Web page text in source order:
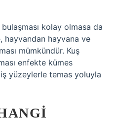
kolay olmasa da
hayvandan hayvana ve
mümkündür. Kuş
enfekte kümes
yüzeylerle temas yoluyla